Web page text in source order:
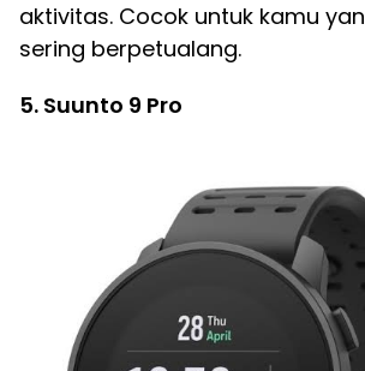
aktivitas. Cocok untuk kamu
sering berpetualang.
5. Suunto 9 Pro